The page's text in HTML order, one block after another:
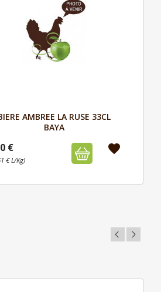
Aperçu
AMBREE LA RUSE 33CL
BAYA
€
€ L/Kg)
favorite